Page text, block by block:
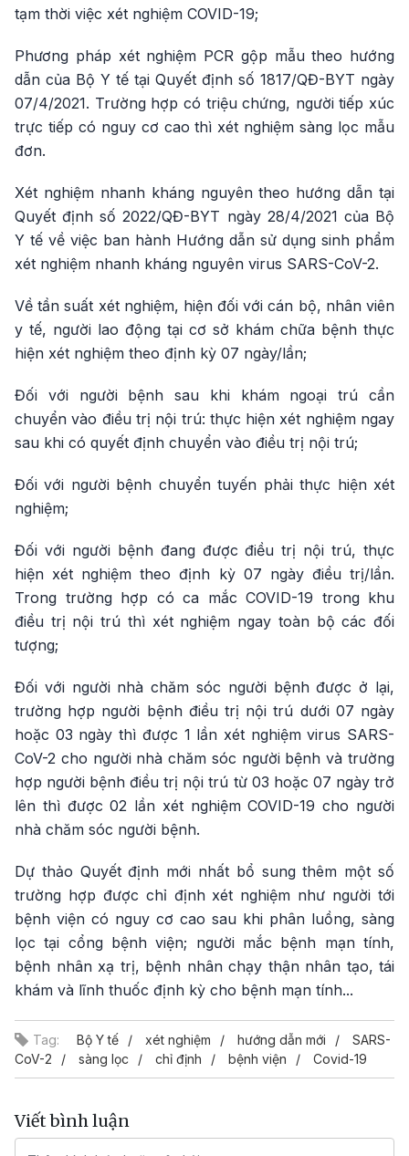
tạm thời việc xét nghiệm COVID-19;
Phương pháp xét nghiệm PCR gộp mẫu theo hướng
dẫn của Bộ Y tế tại Quyết định số 1817/QĐ-BYT ngày
07/4/2021. Trường hợp có triệu chứng, người tiếp xúc
trực tiếp có nguy cơ cao thì xét nghiệm sàng lọc mẫu
đơn.
Xét nghiệm nhanh kháng nguyên theo hướng dẫn tại
Quyết định số 2022/QĐ-BYT ngày 28/4/2021 của Bộ
Y tế về việc ban hành Hướng dẫn sử dụng sinh phẩm
xét nghiệm nhanh kháng nguyên virus SARS-CoV-2.
Về tần suất xét nghiệm, hiện đối với cán bộ, nhân viên
y tế, người lao động tại cơ sở khám chữa bệnh thực
hiện xét nghiệm theo định kỳ 07 ngày/lần;
Đối với người bệnh sau khi khám ngoại trú cần
chuyển vào điều trị nội trú: thực hiện xét nghiệm ngay
sau khi có quyết định chuyển vào điều trị nội trú;
Đối với người bệnh chuyển tuyến phải thực hiện xét
nghiệm;
Đối với người bệnh đang được điều trị nội trú, thực
hiện xét nghiệm theo định kỳ 07 ngày điều trị/lần.
Trong trường hợp có ca mắc COVID-19 trong khu
điều trị nội trú thì xét nghiệm ngay toàn bộ các đối
tượng;
Đối với người nhà chăm sóc người bệnh được ở lại,
trường hợp người bệnh điều trị nội trú dưới 07 ngày
hoặc 03 ngày thì được 1 lần xét nghiệm virus SARS-
CoV-2 cho người nhà chăm sóc người bệnh và trường
hợp người bệnh điều trị nội trú từ 03 hoặc 07 ngày trở
lên thì được 02 lần xét nghiệm COVID-19 cho người
nhà chăm sóc người bệnh.
Dự thảo Quyết định mới nhất bổ sung thêm một số
trường hợp được chỉ định xét nghiệm như người tới
bệnh viện có nguy cơ cao sau khi phân luồng, sàng
lọc tại cổng bệnh viện; người mắc bệnh mạn tính,
bệnh nhân xạ trị, bệnh nhân chạy thận nhân tạo, tái
khám và lĩnh thuốc định kỳ cho bệnh mạn tính...
Tag: Bộ Y tế xét nghiệm hướng dẫn mới
SARS-
CoV-2
sàng lọc chỉ định bệnh viện Covid-19
Viết bình luận